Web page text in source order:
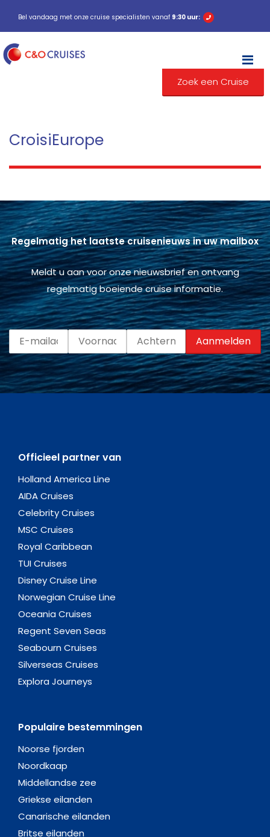
Bel vandaag met onze cruise specialisten vanaf 9:30 uur:
Zoek een Cruise
CroisiEurope
Regelmatig het laatste cruisenieuws in uw mailbox
Meldt u aan voor onze nieuwsbrief en ontvang
regelmatig boeiende cruise informatie.
Officieel partner van
Holland America Line
AIDA Cruises
Celebrity Cruises
MSC Cruises
Royal Caribbean
TUI Cruises
Disney Cruise Line
Norwegian Cruise Line
Oceania Cruises
Regent Seven Seas
Seabourn Cruises
Silverseas Cruises
Explora Journeys
Populaire bestemmingen
Noorse fjorden
Noordkaap
Middellandse zee
Griekse eilanden
Canarische eilanden
Britse eilanden